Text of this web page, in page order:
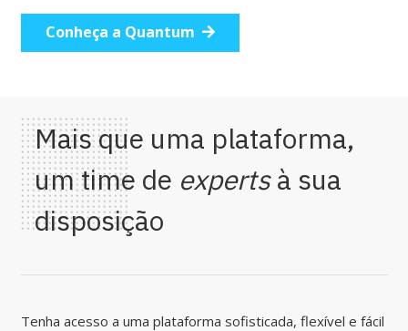
Conheça a Quantum
Mais que uma plataforma,
um time de expertsà sua
disposição
Tenha acesso a uma plataforma sofisticada, flexível e fácil